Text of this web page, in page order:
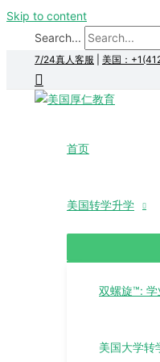
Skip to content
Search...
7/24真人客服 美国：
首页
美国转学升学
双螺旋™:
美国大学转